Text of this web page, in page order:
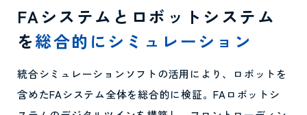
FAシステムとロボットシステム
を総合的にシミュレーション
統合シミュレーションソフトの活用により、ロボットを
含めたFAシステム全体を総合的に検証。FAロボットシ